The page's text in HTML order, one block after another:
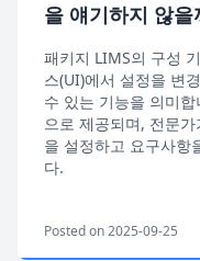
을 얘기하지 않을
패키지 LIMS의 구성
스(UI)에서 설정을 변
수 있는 기능을 의미
으로 제공되며, 전문
을 설정하고 요구사항
다.
Posted on 2025-09-25